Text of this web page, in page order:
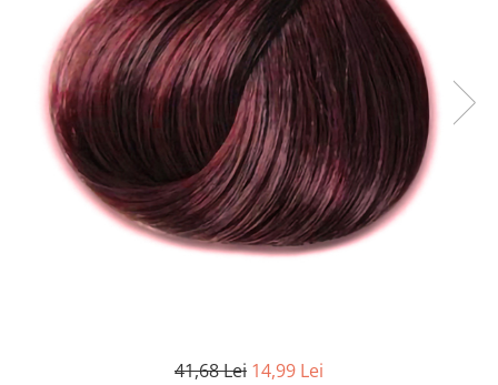
41,68 Lei 14,99 Lei